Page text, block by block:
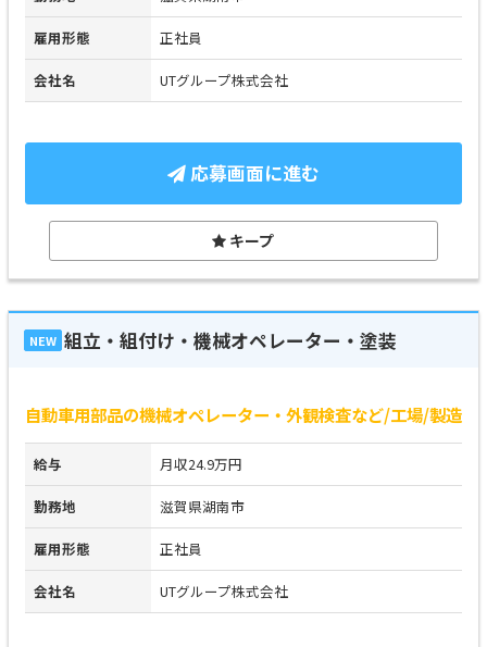
雇用形態 正社員
会社名 UTグループ株式会社
応募画面に進む
キープ
NEW 組立・組付け・機械オペレーター・塗装
自動車用部品の機械オペレーター・外観検査など/工場/製造
給与 月収24.9万円
勤務地 滋賀県湖南市
雇用形態 正社員
会社名 UTグループ株式会社